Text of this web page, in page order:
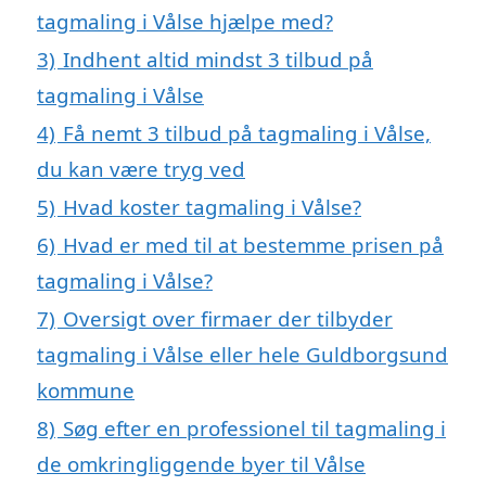
tagmaling i Vålse hjælpe med?
3) Indhent altid mindst 3 tilbud på
tagmaling i Vålse
4) Få nemt 3 tilbud på tagmaling i Vålse,
du kan være tryg ved
5) Hvad koster tagmaling i Vålse?
6) Hvad er med til at bestemme prisen på
tagmaling i Vålse?
7) Oversigt over firmaer der tilbyder
tagmaling i Vålse eller hele Guldborgsund
kommune
8) Søg efter en professionel til tagmaling i
de omkringliggende byer til Vålse